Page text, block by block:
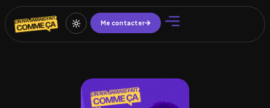
Me contacter